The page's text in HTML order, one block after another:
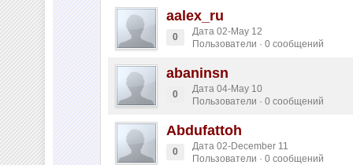
aalex_ru
0
Дата 02-May 12
Пользователи · 0 сообщений
abaninsn
0
Дата 04-May 10
Пользователи · 0 сообщений
Abdufattoh
0
Дата 02-December 11
Пользователи · 0 сообщений